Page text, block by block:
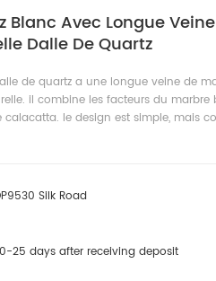
Blanc Avec Longue
Dalle De Quartz
de quartz a une longue veine de
il combine les facteurs du marbre
le design est simple, mais
Silk Road
25 days after receiving deposit